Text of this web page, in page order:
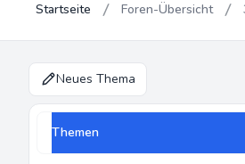
Startseite Foren-Übersicht
Neues Thema
Themen